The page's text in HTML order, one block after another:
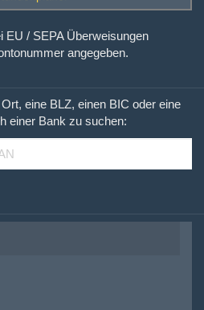
EU / SEPA Überweisungen
angegeben.
eine BLZ, einen BIC oder eine
einer Bank zu suchen: